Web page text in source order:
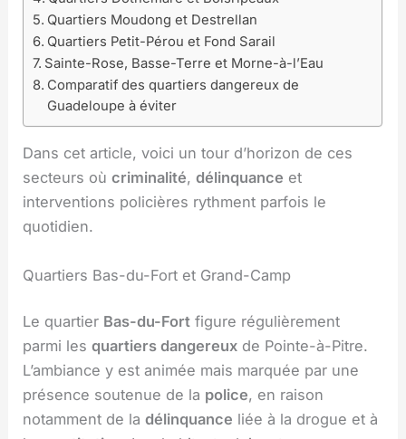
Quartiers Moudong et Destrellan
Quartiers Petit-Pérou et Fond Sarail
Sainte-Rose, Basse-Terre et Morne-à-l’Eau
Comparatif des quartiers dangereux de
Guadeloupe à éviter
Dans cet article, voici un tour d’horizon de ces
secteurs oùcriminalité,délinquance et
interventions policières rythment parfois le
quotidien.
Quartiers Bas-du-Fort et Grand-Camp
Le quartier Bas-du-Fort figure régulièrement
parmi lesquartiers dangereux de Pointe-à-Pitre.
L’ambiance y est animée mais marquée par une
présence soutenue de la police, en raison
notamment de ladélinquance liée à la drogue et à